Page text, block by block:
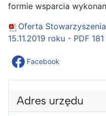
formie wsparcia
Oferta
15.11.2019 roku - PDF
Facebook
Adres urzędu